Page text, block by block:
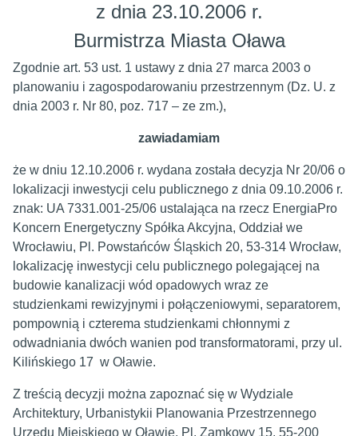
z dnia 23.10.2006 r.
Burmistrza Miasta Oława
Zgodnie art. 53 ust. 1 ustawy z dnia 27 marca 2003 o
planowaniu i zagospodarowaniu przestrzennym (Dz. U. z
dnia 2003 r. Nr 80, poz. 717 – ze zm.),
zawiadamiam
że w dniu 12.10.2006 r. wydana została decyzja Nr 20/06 o
lokalizacji inwestycji celu publicznego z dnia 09.10.2006 r.
znak: UA 7331.001-25/06 ustalająca na rzecz EnergiaPro
Koncern Energetyczny Spółka Akcyjna, Oddział we
Wrocławiu, Pl. Powstańców Śląskich 20, 53-314 Wrocław,
lokalizację inwestycji celu publicznego polegającej na
budowie kanalizacji wód opadowych wraz ze
studzienkami rewizyjnymi i połączeniowymi, separatorem,
pompownią i czterema studzienkami chłonnymi z
odwadniania dwóch wanien pod transformatorami, przy ul.
Kilińskiego 17 w Oławie.
Z treścią decyzji można zapoznać się w Wydziale
Architektury, Urbanistykii Planowania Przestrzennego
Urzędu Miejskiego w Oławie, Pl. Zamkowy 15, 55-200